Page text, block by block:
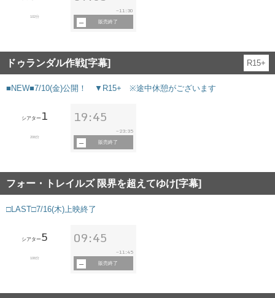
102分
~ 11:30
販売終了
ドゥランダル作戦[字幕] R15+
■NEW■7/10(金)公開！ ▼R15+ ※途中休憩がございます
シアター 1
206分
19:45
~ 23:35
販売終了
フォー・トレイルズ 限界を超えてゆけ[字幕]
□LAST□7/16(木)上映終了
シアター5
106分
09:45
~11:45
販売終了